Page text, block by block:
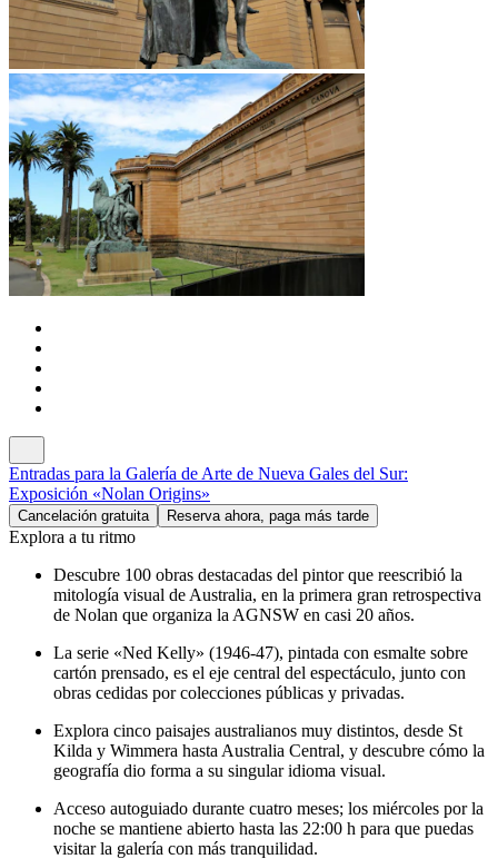
Entradas para la Galería de Arte de Nueva Gales del Sur:
Exposición «Nolan Origins»
Cancelación gratuita Reserva ahora, paga más tarde
Explora a tu ritmo
Descubre 100 obras destacadas del pintor que reescribió la
mitología visual de Australia, en la primera gran retrospectiva
de Nolan que organiza la AGNSW en casi 20 años.
La serie «Ned Kelly» (1946-47), pintada con esmalte sobre
cartón prensado, es el eje central del espectáculo, junto con
obras cedidas por colecciones públicas y privadas.
Explora cinco paisajes australianos muy distintos, desde St
Kilda y Wimmera hasta Australia Central, y descubre cómo la
geografía dio forma a su singular idioma visual.
Acceso autoguiado durante cuatro meses; los miércoles por la
noche se mantiene abierto hasta las 22:00 h para que puedas
visitar la galería con más tranquilidad.